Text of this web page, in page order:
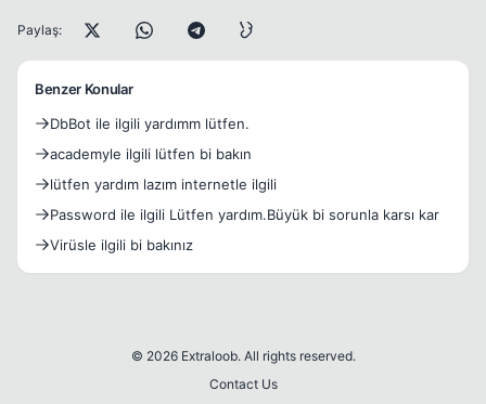
Paylaş:
Benzer Konular
DbBot ile ilgili yardımm lütfen.
academyle ilgili lütfen bi bakın
lütfen yardım lazım internetle ilgili
Password ile ilgili Lütfen yardım.Büyük bi sorunla karsı kar
Virüsle ilgili bi bakınız
© 2026 Extraloob. All rights reserved.
Contact Us